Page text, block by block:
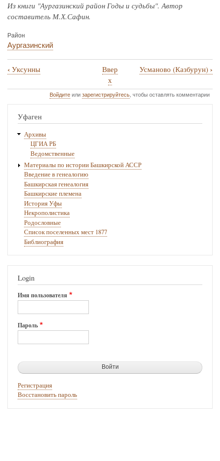
Из книги "Аургазинский район Годы и судьбы". Автор
составитель М.Х.Сафин.
Район
Аургазинский
Перекрёстные
ссылки
книги
для
Урал
‹ Уксунны
Ввер
х
Усманово (Казбурун) ›
Войдитеилизарегистрируйтесь, чтобы оставлять комментарии
Уфаген
Архивы
ЦГИА РБ
Ведомственные
Материалы по истории Башкирской АССР
Введение в генеалогию
Башкирская генеалогия
Башкирские племена
История Уфы
Некрополистика
Родословные
Список поселенных мест 1877
Библиография
Login
Имя пользователя
Пароль
Регистрация
Восстановить пароль